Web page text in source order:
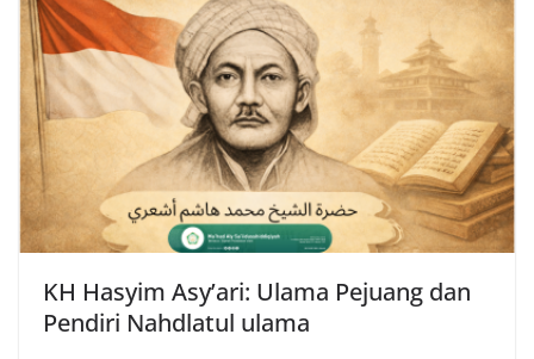
KH Hasyim Asy’ari: Ulama Pejuang dan
Pendiri Nahdlatul ulama